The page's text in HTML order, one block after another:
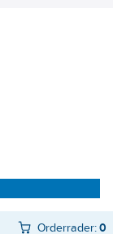
Orderrader:0